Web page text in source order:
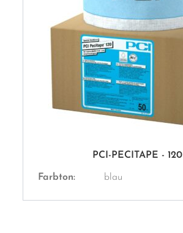
PCI-PECITAPE - 120
Farbton: blau